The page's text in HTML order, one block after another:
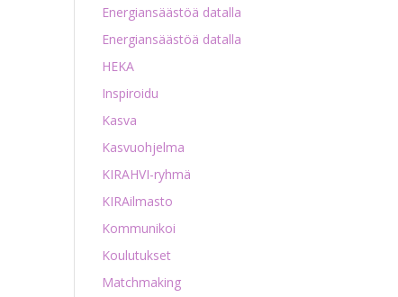
Energiansäästöä datalla
Energiansäästöä datalla
HEKA
Inspiroidu
Kasva
Kasvuohjelma
KIRAHVI-ryhmä
KIRAilmasto
Kommunikoi
Koulutukset
Matchmaking